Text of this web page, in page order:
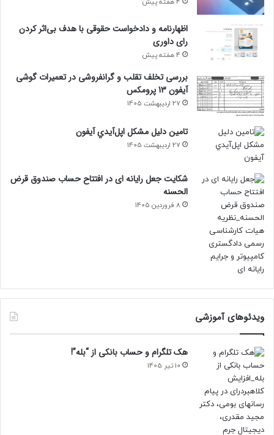
اظهارنامه و دادخواست حقوقی با هدف بی‌اثر کردن
رای داوری
4 هفته پیش
بررسی تخلف تقلب و گرانفروشی در تعمیرات گوشی
آیفون 13 پرومکس
27 اردیبهشت 1405
تامين دليل مشکل اپل‌آيدي آيفون
27 اردیبهشت 1405
شکایت جعل رایانه ای در افتتاح حساب صندوق قرض
الحسنه
8 فروردین 1405
ویدئوهای آموزشی
هک تلگرام و حساب بانکی از “بله”!
10 تیر 1405